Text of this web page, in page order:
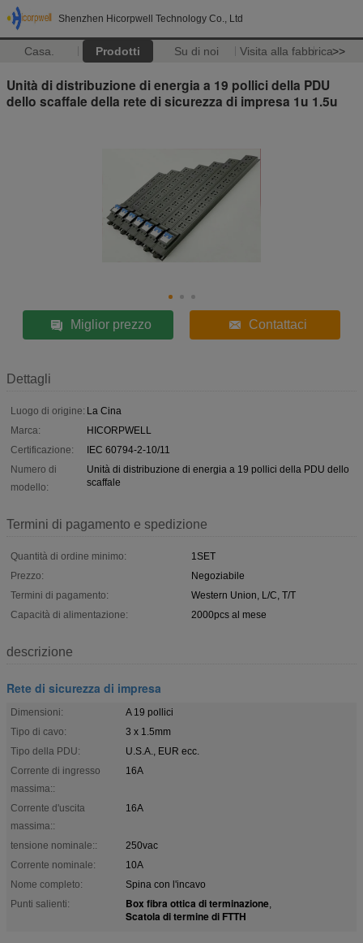
Shenzhen Hicorpwell Technology Co., Ltd
Casa. Prodotti Su di noi Visita alla fabbrica>>
Unità di distribuzione di energia a 19 pollici della PDU
dello scaffale della rete di sicurezza di impresa 1u 1.5u
Miglior prezzo Contattaci
Dettagli
Luogo di origine: La Cina
Marca:
HICORPWELL
Certificazione:
IEC 60794-2-10/11
Numero di
modello:
Unità di distribuzione di energia a 19 pollici della PDU dello
scaffale
Termini di pagamento e spedizione
Quantità di ordine minimo:
1SET
Prezzo:
Negoziabile
Termini di pagamento:
Western Union, L/C, T/T
Capacità di alimentazione:
2000pcs al mese
descrizione
Rete di sicurezza di impresa
Dimensioni:
A 19 pollici
Tipo di cavo:
3 x 1.5mm
Tipo della PDU:
U.S.A., EUR ecc.
Corrente di ingresso
massima::
16A
Corrente d'uscita
massima::
16A
tensione nominale::
250vac
Corrente nominale:
10A
Nome completo:
Spina con l'incavo
Punti salienti:
Box fibra ottica di terminazione,
Scatola di termine di FTTH